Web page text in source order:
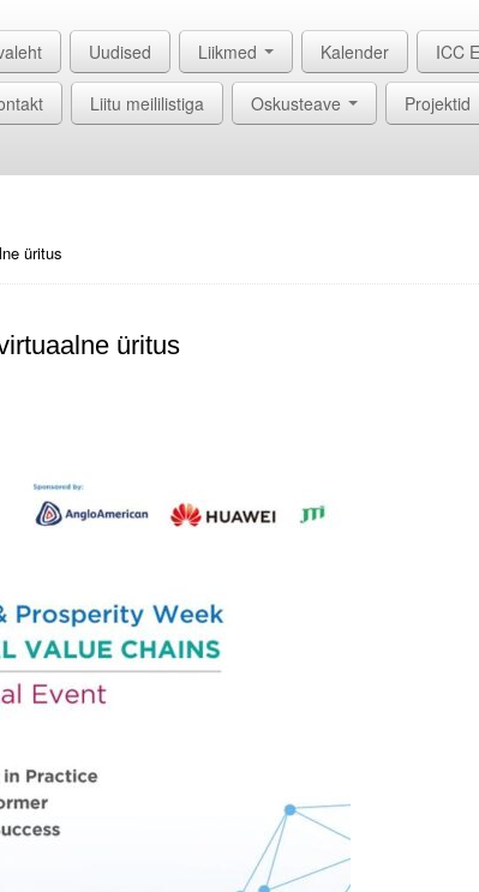
Uudised Liikmed Kalender ICC
Liitu meililistiga Oskusteave Projektid
üritus
üritus